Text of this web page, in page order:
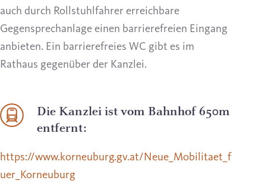
auch durch Rollstuhlfahrer erreichbare
Gegensprechanlage einen barrierefreien Eingang
anbieten. Ein barrierefreies WC gibt es im
Rathaus gegenüber der Kanzlei.
Die Kanzlei ist vom Bahnhof 650m
entfernt:
https://www.korneuburg.gv.at/Neue_Mobilitaet_f
uer_Korneuburg